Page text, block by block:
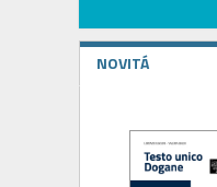
NOVITÁ